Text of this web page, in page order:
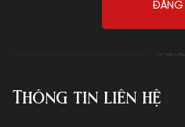
Thông tin liên hệ